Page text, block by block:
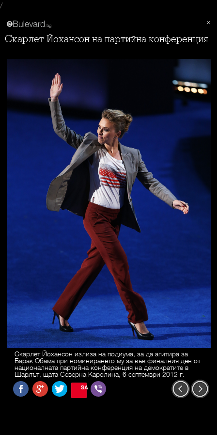
/
Скарлет Йохансон на партийна конференция
Скарлет Йохансон излиза на подиума, за да агитира за
Барак Обама при номинирането му за във финалния ден от
националната партийна конференция на демократите в
Шарлът, щата Северна Каролина, 6 септември 2012 г.
SAVE